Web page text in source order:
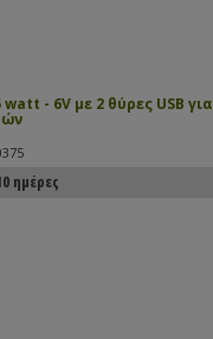
- 6V με 2 θύρες USB για
ημέρες